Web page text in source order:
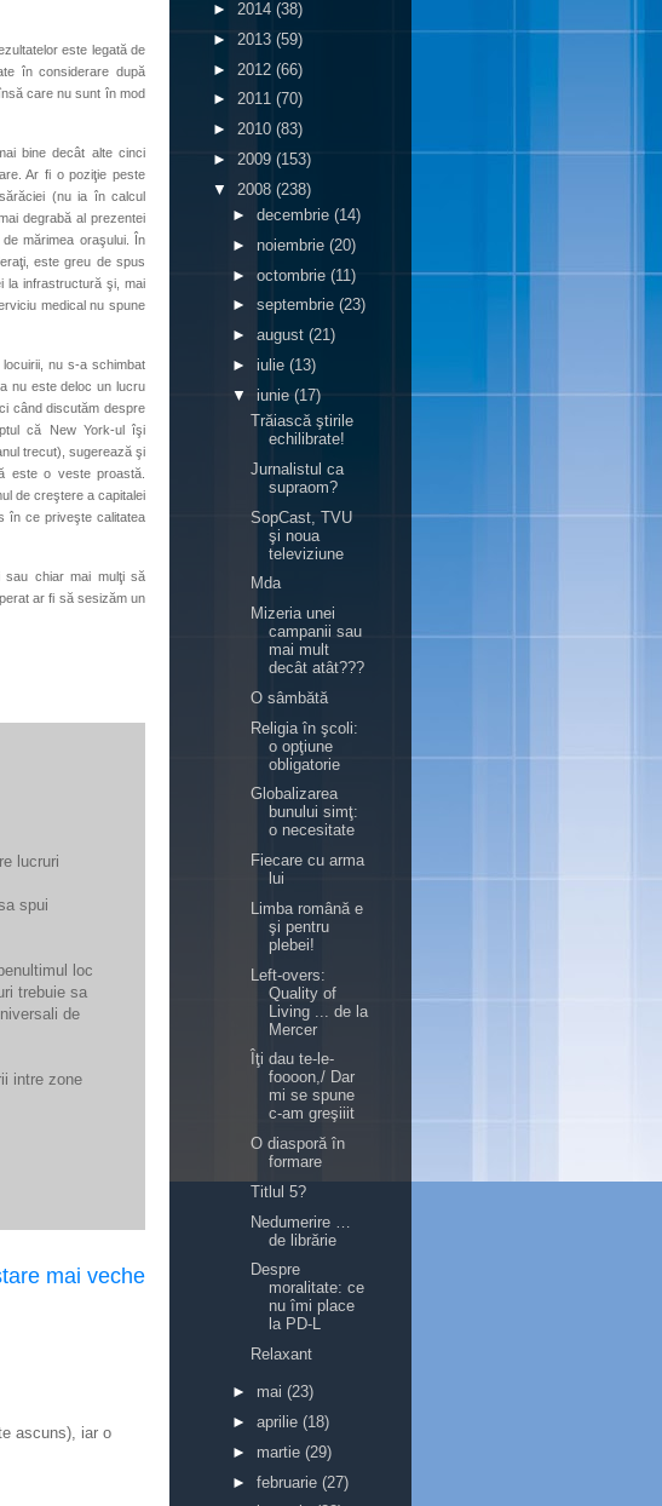
este legată de
în considerare după
care nu sunt în mod
bine decât alte cinci
Ar fi o poziţie peste
(nu ia în calcul
degrabă al prezentei
mărimea oraşului. În
este greu de spus
la infrastructură şi, mai
medical nu spune
nu s-a schimbat
nu este deloc un lucru
când discutăm despre
că New York-ul îşi
trecut), sugerează şi
este o veste proastă.
de creştere a capitalei
în ce priveşte calitatea
chiar mai mulţi să
ar fi să sesizăm un
lucruri
spui
loc
trebuie sa
de
intre zone
mai veche
ascuns), iar o
► 2014 (38)
► 2013 (59)
► 2012 (66)
► 2011 (70)
► 2010 (83)
► 2009 (153)
▼ 2008 (238)
► decembrie (14)
► noiembrie (20)
► octombrie (11)
► septembrie (23)
► august (21)
► iulie (13)
▼ iunie (17)
Trăiască ştirile
echilibrate!
Jurnalistul ca
supraom?
SopCast, TVU
şi noua
televiziune
Mda
Mizeria unei
campanii sau
mai mult
decât atât???
O sâmbătă
Religia în şcoli:
o opţiune
obligatorie
Globalizarea
bunului simţ:
o necesitate
Fiecare cu arma
lui
Limba română e
şi pentru
plebei!
Left-overs:
Quality of
Living ... de la
Mercer
Îţi dau te-le-
foooon,/ Dar
mi se spune
c-am greşiiit
O diasporă în
formare
Titlul 5?
Nedumerire …
de librărie
Despre
moralitate: ce
nu îmi place
la PD-L
Relaxant
► mai (23)
► aprilie (18)
► martie (29)
► februarie (27)